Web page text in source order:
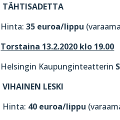
TÄHTISADETTA
Hinta:35 euroa/lippu
Torstaina 13.2.2020 klo 19.00
Helsingin Kaupunginteatterin
VIHAINEN LESKI
Hinta: 40 euroa/lippu